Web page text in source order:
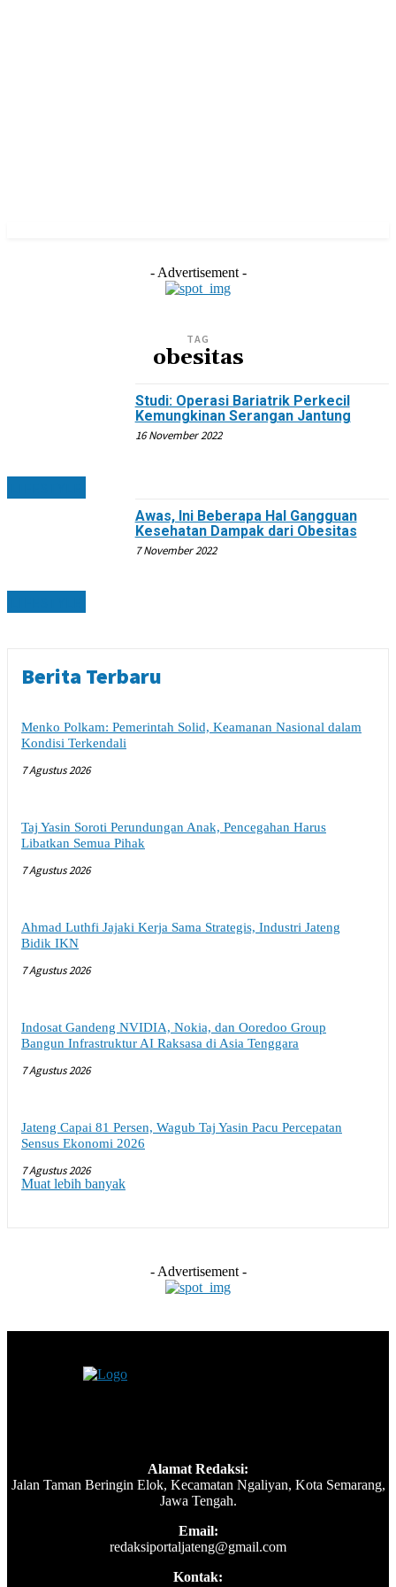
- Advertisement -
TAG
obesitas
Studi: Operasi Bariatrik Perkecil
Kemungkinan Serangan Jantung
16 November 2022
Awas, Ini Beberapa Hal Gangguan
Kesehatan Dampak dari Obesitas
7 November 2022
Berita Terbaru
Menko Polkam: Pemerintah Solid, Keamanan Nasional dalam
Kondisi Terkendali
7 Agustus 2026
Taj Yasin Soroti Perundungan Anak, Pencegahan Harus
Libatkan Semua Pihak
7 Agustus 2026
Ahmad Luthfi Jajaki Kerja Sama Strategis, Industri Jateng
Bidik IKN
7 Agustus 2026
Indosat Gandeng NVIDIA, Nokia, dan Ooredoo Group
Bangun Infrastruktur AI Raksasa di Asia Tenggara
7 Agustus 2026
Jateng Capai 81 Persen, Wagub Taj Yasin Pacu Percepatan
Sensus Ekonomi 2026
7 Agustus 2026
Muat lebih banyak
- Advertisement -
Alamat Redaksi:
Jalan Taman Beringin Elok, Kecamatan Ngaliyan, Kota Semarang,
Jawa Tengah.
Email:
redaksiportaljateng@gmail.com
Kontak: